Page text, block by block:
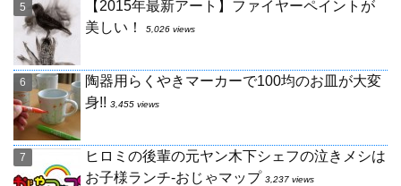
【2015年最新アート】ファイヤーペイントが
美しい！
5,026 views
陶器用らくやきマーカーで100均のお皿が大変
身!! 3,455 views
ヒロミの後輩の元ヤン木下シェフの泣きメシは
お子様ランチ-おじゃマップ 3,237 views